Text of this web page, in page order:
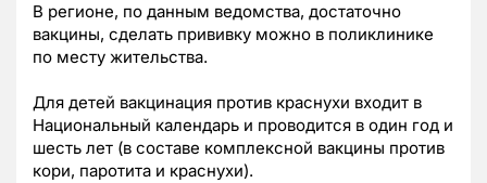
В регионе, по данным ведомства, достаточно
вакцины, сделать прививку можно в поликлинике
по месту жительства.
Для детей вакцинация против краснухи входит в
Национальный календарь и проводится в один год и
шесть лет (в составе комплексной вакцины против
кори, паротита и краснухи).